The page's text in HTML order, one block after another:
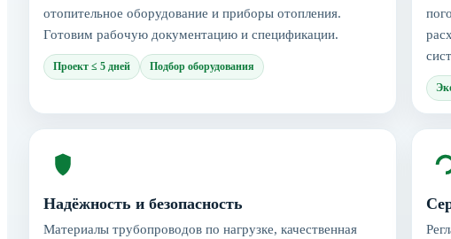
отопительное оборудование и приборы отопления.
Готовим рабочую документацию и спецификации.
Проект ≤ 5 дней Подбор оборудования
Надёжность и безопасность
Материалы трубопроводов по нагрузке, качественная